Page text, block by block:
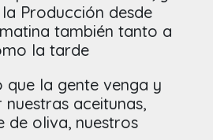
Producción desde
también tanto a
la tarde
que la gente venga y
aceitunas,
de oliva, nuestros